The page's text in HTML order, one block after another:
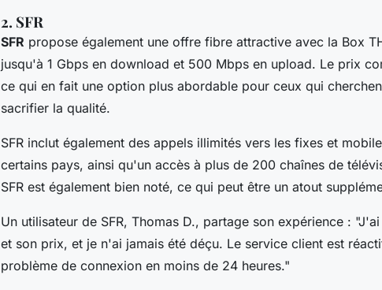
2. SFR
SFR propose également une offre fibre attractive avec la Box
jusqu'à 1 Gbps en download et 500 Mbps en upload. Le prix
ce qui en fait une option plus abordable pour ceux qui
sacrifier la qualité.
SFR inclut également des appels illimités vers les fixes et
certains pays, ainsi qu'un accès à plus de 200 chaînes de
SFR est également bien noté, ce qui peut être un atout
Un utilisateur de SFR, Thomas D., partage son expérience :
et son prix, et je n'ai jamais été déçu. Le service client est
problème de connexion en moins de 24 heures."